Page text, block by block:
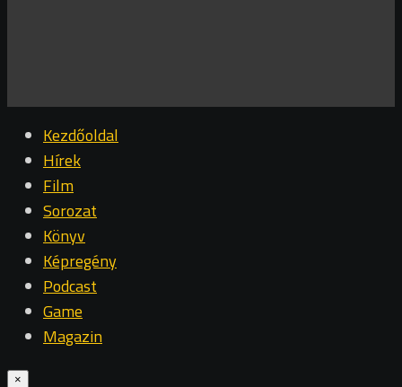
Kezdőoldal
Hírek
Film
Sorozat
Könyv
Képregény
Podcast
Game
Magazin
×